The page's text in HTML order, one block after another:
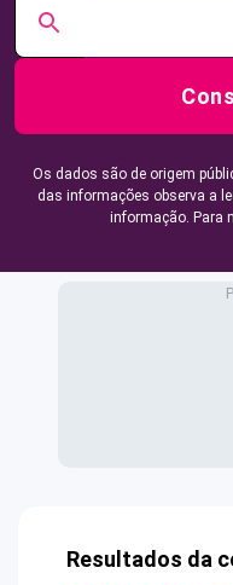
Os dados são de origem
das informações observa a
informação. Para
Resultados da